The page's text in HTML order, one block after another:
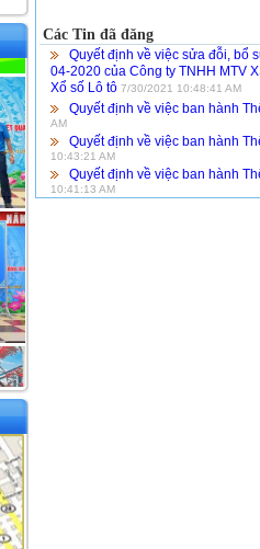
Các Tin đã đăng
Quyết định về việc sửa đỗi, bổ
04-2020 của Công ty TNHH MTV
Xổ số Lô tô 7/30/2021 10:48:41 AM
Quyết định về việc ban hành
AM
Quyết định về việc ban hành
10:43:21 AM
Quyết định về việc ban hành
10:41:13 AM